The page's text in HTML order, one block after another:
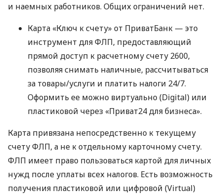
и наемных работников. Общих ограничений нет.
Карта «Ключ к счету» от ПриватБанк — это
инструмент для ФЛП, предоставляющий
прямой доступ к расчетному счету 2600,
позволяя снимать наличные, рассчитываться
за товары/услуги и платить налоги 24/7.
Оформить ее можно виртуально (Digital) или
пластиковой через «Приват24 для бизнеса».
Карта привязана непосредственно к текущему
счету ФЛП, а не к отдельному карточному счету.
ФЛП имеет право пользоваться картой для личных
нужд после уплаты всех налогов. Есть возможность
получения пластиковой или цифровой (Virtual)